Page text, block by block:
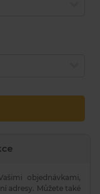
objednávkami,
adresy. Můžete také